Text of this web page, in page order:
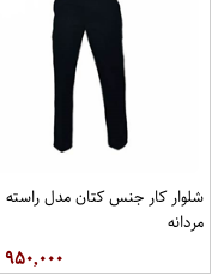
شلوار کار جنس کتان مدل راسته
مردانه
۹۵۰,۰۰۰